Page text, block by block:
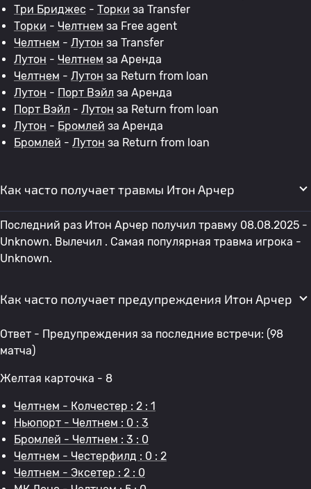
Три Бриджес - Торки за Transfer
Торки - Челтнем за Free agent
Челтнем - Лутон за Transfer
Лутон - Челтнем за Аренда
Челтнем - Лутон за Return from loan
Лутон - Порт Вэйл за Аренда
Порт Вэйл - Лутон за Return from loan
Лутон - Бромлей за Аренда
Бромлей - Лутон за Return from loan
Как часто получает травмы Итон Арчер
Последний раз Итон Арчер получил травму 08.08.2025 -
Unknown. Вылечил . Самая популярная травма игрока -
Unknown.
Как часто получает предупреждения Итон Арчер
Ответ - Предупреждения за последние встречи: (98
матча)
Желтая карточка - 8
Челтнем - Колчестер : 2 : 1
Ньюпорт - Челтнем : 0 : 3
Бромлей - Челтнем : 3 : 0
Челтнем - Честерфилд : 0 : 2
Челтнем - Эксетер : 2 : 0